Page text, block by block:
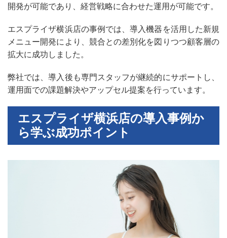
開発が可能であり、経営戦略に合わせた運用が可能です。
エスプライザ横浜店の事例では、導入機器を活用した新規
メニュー開発により、競合との差別化を図りつつ顧客層の
拡大に成功しました。
弊社では、導入後も専門スタッフが継続的にサポートし、
運用面での課題解決やアップセル提案を行っています。
エスプライザ横浜店の導入事例か
ら学ぶ成功ポイント